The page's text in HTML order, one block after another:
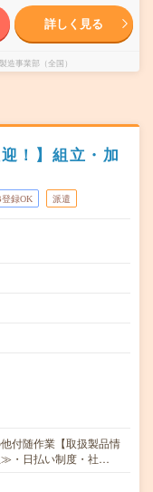
詳しく見る
事業部（全国）
！】組立・加
登録OK 派遣
付随作業【取扱製品情
・日払い制度・社…